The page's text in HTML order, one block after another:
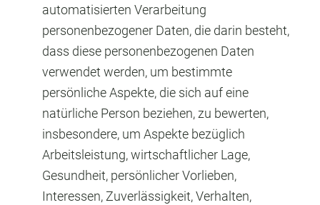
automatisierten Verarbeitung
personenbezogener Daten, die darin besteht,
dass diese personenbezogenen Daten
verwendet werden, um bestimmte
persönliche Aspekte, die sich auf eine
natürliche Person beziehen, zu bewerten,
insbesondere, um Aspekte bezüglich
Arbeitsleistung, wirtschaftlicher Lage,
Gesundheit, persönlicher Vorlieben,
Interessen, Zuverlässigkeit, Verhalten,